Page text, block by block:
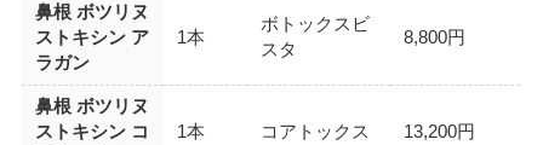
鼻根 ボツリヌ
ストキシン ア
ラガン
1本
ボトックスビ
スタ
8,800円
鼻根 ボツリヌ
ストキシン コ
1本 コアトックス 13,200円